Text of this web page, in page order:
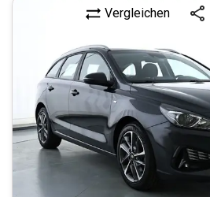
Vergleichen